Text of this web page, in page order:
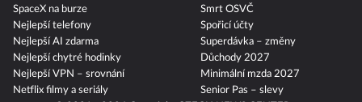
SpaceX na burze
Nejlepší telefony
Nejlepší AI zdarma
Nejlepší chytré hodinky
Nejlepší VPN – srovnání
Netflix filmy a seriály
Smrt OSVČ
Spořicí účty
Superdávka – změny
Důchody 2027
Minimální mzda 2027
Senior Pas – slevy